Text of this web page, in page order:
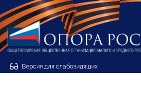
Версия для слабовидящих